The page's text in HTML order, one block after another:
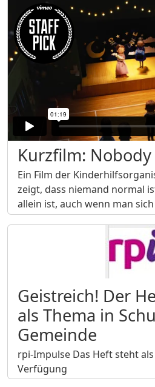
Kurzfilm:
Ein Film der
zeigt, dass niemand normal
allein ist, auch wenn man
Geistreich! Der
als Thema in
Gemeinde
rpi-Impulse Das Heft steht
Verfügung